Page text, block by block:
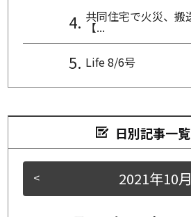
共同住宅で火災、搬
【...
Life 8/6号
日別記事一覧
< 2021年10月